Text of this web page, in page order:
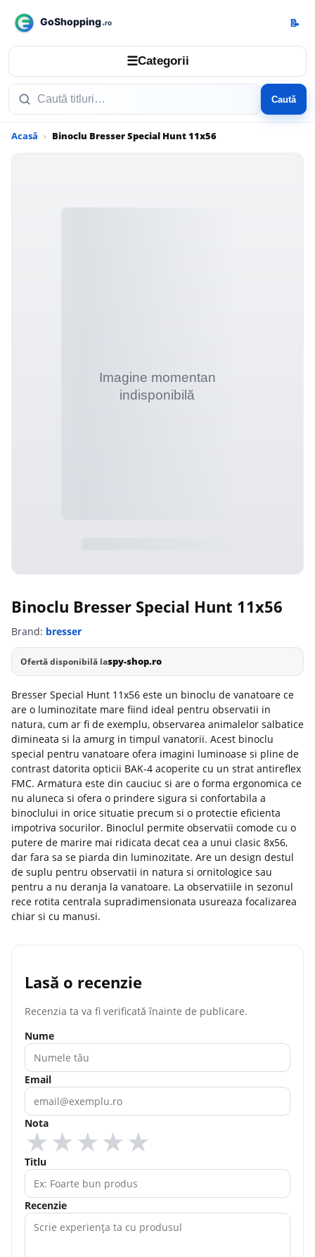
☰Categorii
Caută
📝
Acasă Binoclu Bresser Special Hunt 11x56
Binoclu Bresser Special Hunt 11x56
Brand: bresser
Ofertă disponibilă laspy-shop.ro
Bresser Special Hunt 11x56 este un binoclu de vanatoare ce
are o luminozitate mare fiind ideal pentru observatii in
natura, cum ar fi de exemplu, observarea animalelor salbatice
dimineata si la amurg in timpul vanatorii. Acest binoclu
special pentru vanatoare ofera imagini luminoase si pline de
contrast datorita opticii BAK-4 acoperite cu un strat antireflex
FMC. Armatura este din cauciuc si are o forma ergonomica ce
nu aluneca si ofera o prindere sigura si confortabila a
binoclului in orice situatie precum si o protectie eficienta
impotriva socurilor. Binoclul permite observatii comode cu o
putere de marire mai ridicata decat cea a unui clasic 8x56,
dar fara sa se piarda din luminozitate. Are un design destul
de suplu pentru observatii in natura si ornitologice sau
pentru a nu deranja la vanatoare. La observatiile in sezonul
rece rotita centrala supradimensionata usureaza focalizarea
chiar si cu manusi.
Lasă o recenzie
Recenzia ta va fi verificată înainte de publicare.
Nume
Email
Nota
★
★
★
★
★
Titlu
Recenzie